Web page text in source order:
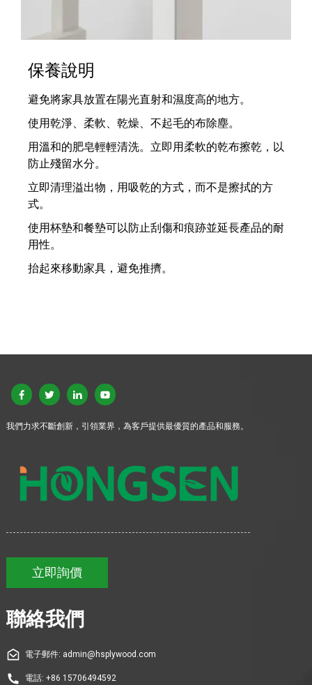
保養說明
避免將家具放置在陽光直射和濕度高的地方。
使用乾淨、柔軟、乾燥、不起毛的布除塵。
用溫和的肥皂輕輕清洗。立即用柔軟的乾布擦乾，以
防止殘留水分。
立即清理溢出物，用吸乾的方式，而不是擦拭的方
式。
使用杯墊和餐墊可以防止刮傷和痕跡並延長產品的耐
用性。
抬起來移動家具，避免推擠。
我們力求不斷創新，引領業界，為客戶提供最優質的產品和服務。
立即詢價
聯絡我們
電子郵件: admin@hsplywood.com
電話: +86 15706494592